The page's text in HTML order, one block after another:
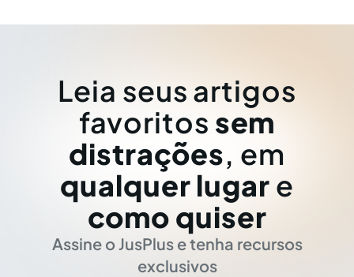
Leia seus artigos
favoritos sem
distrações, em
qualquer lugar e
como quiser
Assine o JusPlus e tenha recursos
exclusivos